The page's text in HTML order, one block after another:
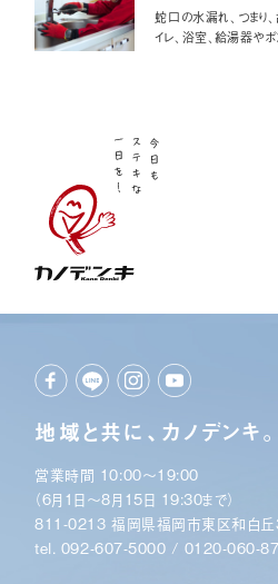
蛇口の水漏れ、つまり、
イレ、浴室、給湯器やポ
地域と共に、カノデンキ。
営業時間 10:00〜19:00
（6月1日〜8月15日 19:30まで）
811-0213 福岡県福岡市東区和白
tel. 092-607-5000 / 0120-060-